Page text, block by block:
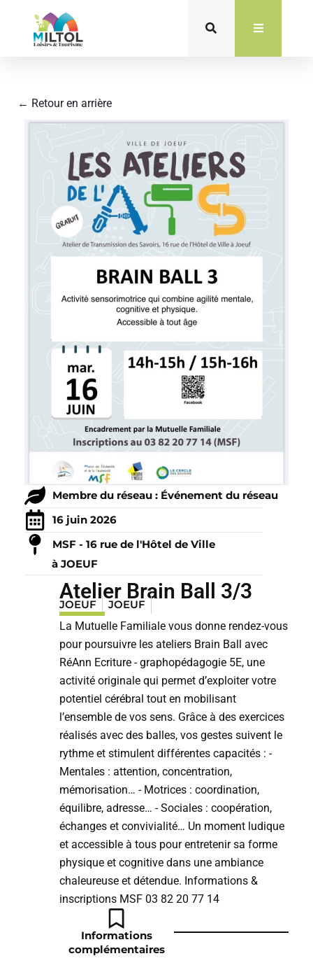
contenu
← Retour en arrière
Membre du réseau : Événement du réseau
16 juin 2026
MSF - 16 rue de l'Hôtel de Ville
à JOEUF
Atelier Brain Ball 3/3
JOEUF
JOEUF
La Mutuelle Familiale vous donne rendez-vous
pour poursuivre les ateliers Brain Ball avec
RéAnn Ecriture - graphopédagogie 5E, une
activité originale qui permet d’exploiter votre
potentiel cérébral tout en mobilisant
l’ensemble de vos sens. Grâce à des exercices
réalisés avec des balles, vos gestes suivent le
rythme et stimulent différentes capacités : -
Mentales : attention, concentration,
mémorisation… - Motrices : coordination,
équilibre, adresse… - Sociales : coopération,
échanges et convivialité… Un moment ludique
et accessible à tous pour entretenir sa forme
physique et cognitive dans une ambiance
chaleureuse et détendue. Informations &
inscriptions MSF 03 82 20 77 14
Informations
complémentaires